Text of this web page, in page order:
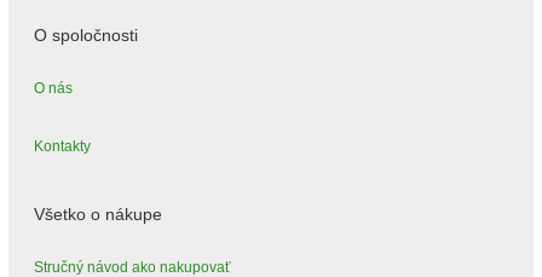
O spoločnosti
O nás
Kontakty
Všetko o nákupe
Stručný návod ako nakupovať